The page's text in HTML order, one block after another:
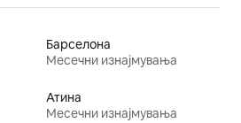
Барселона
Месечни изнајмувања
Атина
Месечни изнајмувања